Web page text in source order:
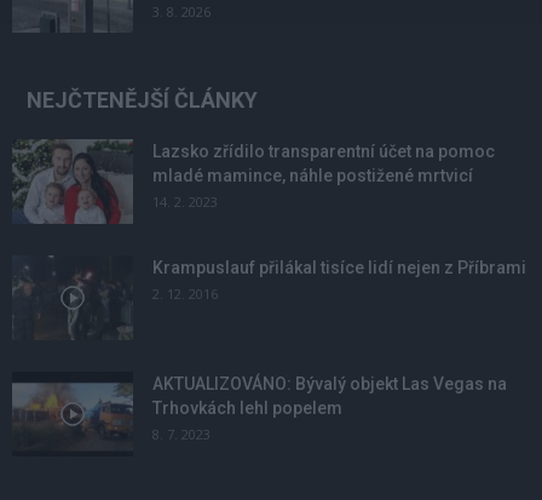
3. 8. 2026
NEJČTENĚJŠÍ ČLÁNKY
Lazsko zřídilo transparentní účet na pomoc
mladé mamince, náhle postižené mrtvicí
14. 2. 2023
Krampuslauf přilákal tisíce lidí nejen z Příbrami
2. 12. 2016
AKTUALIZOVÁNO: Bývalý objekt Las Vegas na
Trhovkách lehl popelem
8. 7. 2023